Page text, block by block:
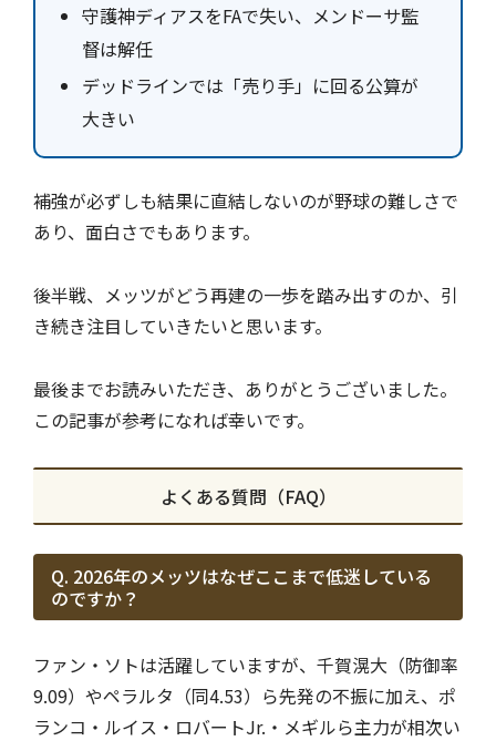
守護神ディアスをFAで失い、メンドーサ監
督は解任
デッドラインでは「売り手」に回る公算が
大きい
補強が必ずしも結果に直結しないのが野球の難しさで
あり、面白さでもあります。
後半戦、メッツがどう再建の一歩を踏み出すのか、引
き続き注目していきたいと思います。
最後までお読みいただき、ありがとうございました。
この記事が参考になれば幸いです。
よくある質問（FAQ）
Q. 2026年のメッツはなぜここまで低迷している
のですか？
ファン・ソトは活躍していますが、千賀滉大（防御率
9.09）やペラルタ（同4.53）ら先発の不振に加え、ポ
ランコ・ルイス・ロバートJr.・メギルら主力が相次い